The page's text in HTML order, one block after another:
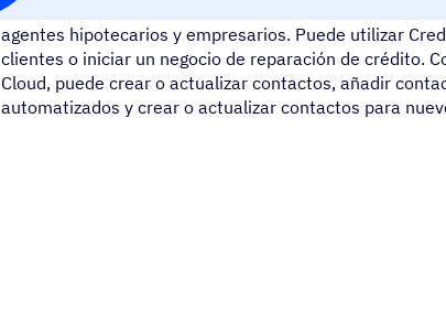
Credit Repair Cloud es un software de reparación de
agentes hipotecarios y empresarios. Puede utilizar
clientes o iniciar un negocio de reparación de crédito.
Cloud, puede crear o actualizar contactos, añadir
automatizados y crear o actualizar contactos para